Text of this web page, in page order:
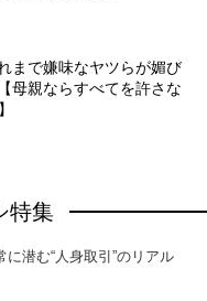
まで嫌味なヤツらが媚び
母親ならすべてを許さな
特集
潜む“人身取引”のリアル